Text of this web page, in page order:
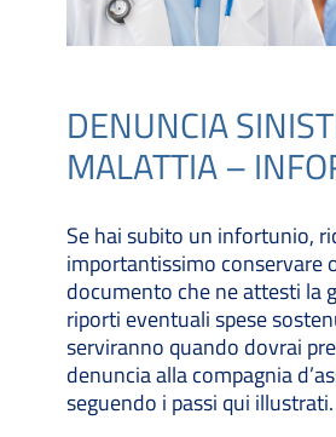
DENUNCIA
MALATTIA –
Se hai subito un infortunio,
importantissimo conservare
documento che ne attesti la
riporti eventuali spese
serviranno quando dovrai
denuncia alla compagnia
seguendo i passi qui illustrati.